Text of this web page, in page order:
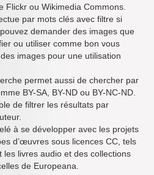
Flickr ou Wikimedia Commons.
par mots clés avec filtre si
demander des images que
ou utiliser comme bon vous
images pour une utilisation
permet aussi de chercher par
BY-SA, BY-ND ou BY-NC-ND.
de filtrer les résultats par
à se développer avec les projets
d’œuvres sous licences CC, tels
les livres audio et des collections
de Europeana.